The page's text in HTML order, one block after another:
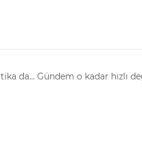
da... Gündem o kadar hızlı